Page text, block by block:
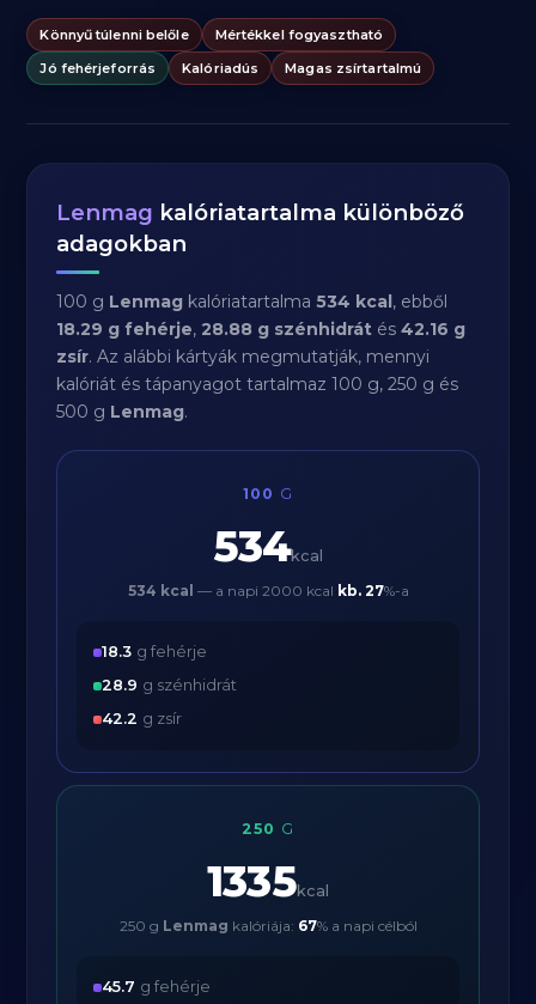
Könnyű túlenni belőle
Mértékkel fogyasztható
Jó fehérjeforrás
Kalóriadús Magas zsírtartalmú
Lenmag kalóriatartalma különböző
adagokban
100 g Lenmag kalóriatartalma534 kcal, ebből
18.29 g fehérje,28.88 g szénhidrát és42.16 g
zsír. Az alábbi kártyák megmutatják, mennyi
kalóriát és tápanyagot tartalmaz 100 g, 250 g és
500 g Lenmag.
100 G
534kcal
534 kcal — a napi 2000 kcal kb. 27%-a
18.3 g fehérje
28.9 g szénhidrát
42.2 g zsír
250 G
1335kcal
250 g Lenmag kalóriája: 67% a napi célból
45.7 g fehérje